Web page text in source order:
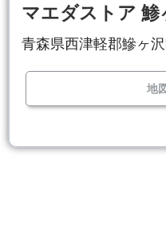
マエダストア 鯵
青森県西津軽郡鰺ヶ
地